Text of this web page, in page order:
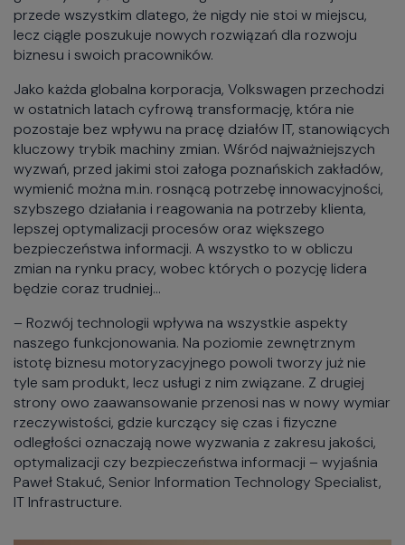
przede wszystkim dlatego, że nigdy nie stoi w miejscu,
lecz ciągle poszukuje nowych rozwiązań dla rozwoju
biznesu i swoich pracowników.
Jako każda globalna korporacja, Volkswagen przechodzi
w ostatnich latach cyfrową transformację, która nie
pozostaje bez wpływu na pracę działów IT, stanowiących
kluczowy trybik machiny zmian. Wśród najważniejszych
wyzwań, przed jakimi stoi załoga poznańskich zakładów,
wymienić można m.in. rosnącą potrzebę innowacyjności,
szybszego działania i reagowania na potrzeby klienta,
lepszej optymalizacji procesów oraz większego
bezpieczeństwa informacji. A wszystko to w obliczu
zmian na rynku pracy, wobec których o pozycję lidera
będzie coraz trudniej…
– Rozwój technologii wpływa na wszystkie aspekty
naszego funkcjonowania. Na poziomie zewnętrznym
istotę biznesu motoryzacyjnego powoli tworzy już nie
tyle sam produkt, lecz usługi z nim związane. Z drugiej
strony owo zaawansowanie przenosi nas w nowy wymiar
rzeczywistości, gdzie kurczący się czas i fizyczne
odległości oznaczają nowe wyzwania z zakresu jakości,
optymalizacji czy bezpieczeństwa informacji – wyjaśnia
Paweł Stakuć, Senior Information Technology Specialist,
IT Infrastructure.